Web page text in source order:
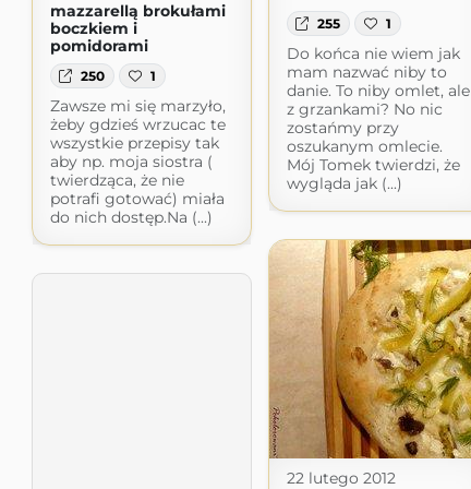
255 1
Do końca nie wiem jak
mam nazwać niby to
danie. To niby omlet, ale
z grzankami? No nic
zostańmy przy
oszukanym omlecie.
Mój Tomek twierdzi, że
wygląda jak (...)
mazzarellą brokułami
boczkiem i
pomidorami
250 1
Zawsze mi się marzyło,
żeby gdzieś wrzucac te
wszystkie przepisy tak
aby np. moja siostra (
twierdząca, że nie
potrafi gotować) miała
do nich dostęp.Na (...)
22 lutego 2012